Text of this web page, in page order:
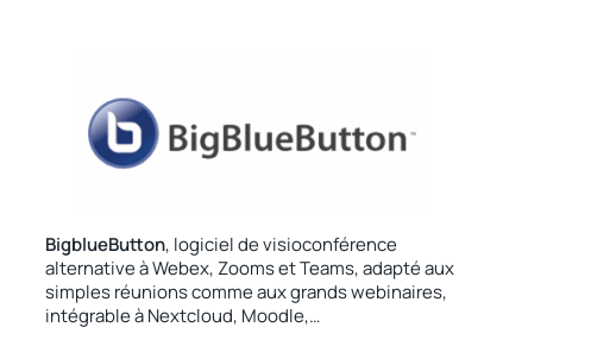
BigblueButton, logiciel de visioconférence
alternative à Webex, Zooms et Teams, adapté aux
simples réunions comme aux grands webinaires,
intégrable à Nextcloud, Moodle,…